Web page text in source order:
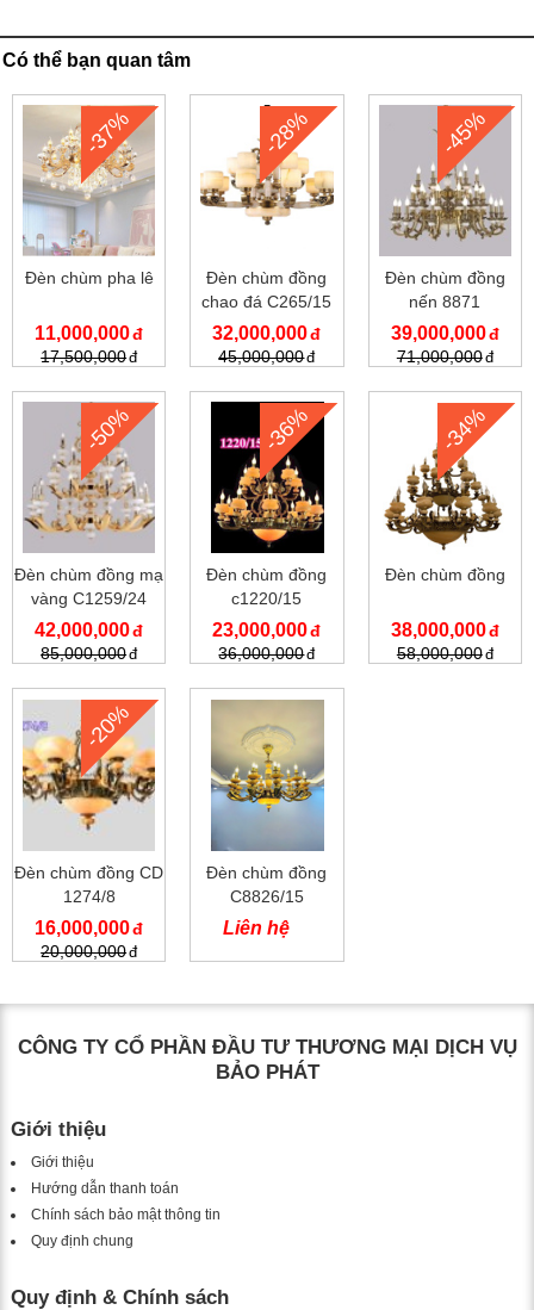
Có thể bạn quan tâm
-37%
Đèn chùm pha lê
11,000,000
17,500,000
-28%
Đèn chùm đồng
chao đá C265/15
32,000,000
45,000,000
-45%
Đèn chùm đồng
nến 8871
39,000,000
71,000,000
-50%
Đèn chùm đồng mạ
vàng C1259/24
42,000,000
85,000,000
-36%
Đèn chùm đồng
c1220/15
23,000,000
36,000,000
-34%
Đèn chùm đồng
38,000,000
58,000,000
-20%
Đèn chùm đồng CD
1274/8
16,000,000
20,000,000
Đèn chùm đồng
C8826/15
Liên hệ
CÔNG TY CỔ PHẦN ĐẦU TƯ THƯƠNG MẠI DỊCH VỤ
BẢO PHÁT
Giới thiệu
Giới thiệu
Hướng dẫn thanh toán
Chính sách bảo mật thông tin
Quy định chung
Quy định & Chính sách